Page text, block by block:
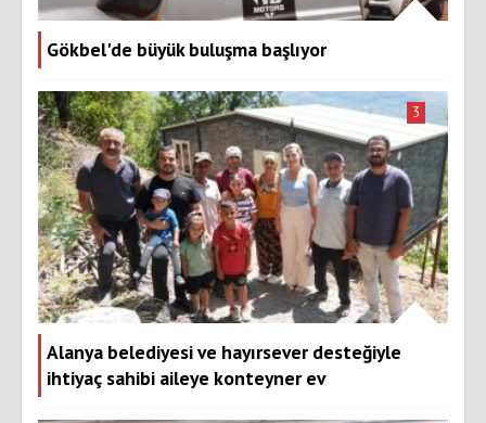
Gökbel'de büyük buluşma başlıyor
Alanya belediyesi ve hayırsever desteğiyle
ihtiyaç sahibi aileye konteyner ev
3